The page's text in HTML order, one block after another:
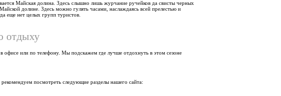
Майская долина. Здесь слышно лишь журчание ручейков да свисты черных
долине. Здесь можно гулять часами, наслаждаясь всей прелестью и
еще нет целых групп туристов.
отдыху
или по телефону. Мы подскажем где лучше отдохнуть в этом сезоне
, рекомендуем посмотреть следующие разделы нашего сайта: